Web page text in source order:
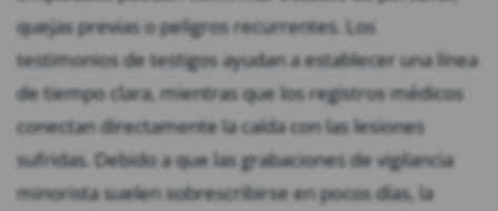
quejas previas o peligros recurrentes. Los
testimonios de testigos ayudan a establecer una línea
de tiempo clara, mientras que los registros médicos
conectan directamente la caída con las lesiones
sufridas. Debido a que las grabaciones de vigilancia
minorista suelen sobrescribirse en pocos días, la